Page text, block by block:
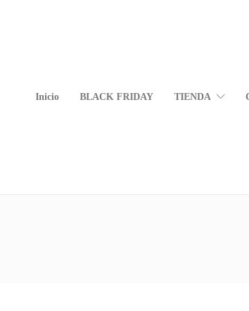
Inicio BLACK FRIDAY TIENDA